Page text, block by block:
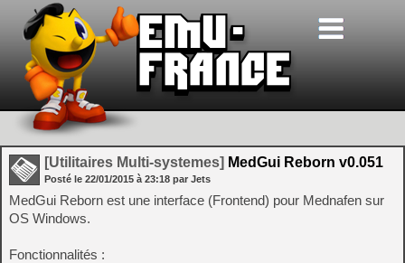
[Utilitaires Multi-systemes] MedGui Reborn v0.051
Posté le 22/01/2015 à 23:18 par Jets
MedGui Reborn est une interface (Frontend) pour Mednafen sur
OS Windows.
Fonctionnalités :